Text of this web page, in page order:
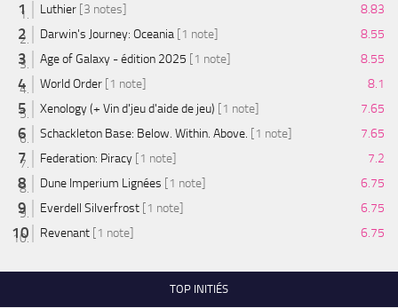
Luthier [3 notes]
8.83
Darwin's Journey: Oceania [1 note]
8.55
Age of Galaxy - édition 2025 [1 note]
8.55
World Order [1 note]
8.1
Xenology (+ Vin d'jeu d'aide de jeu) [1 note]
7.65
Schackleton Base: Below. Within. Above. [1 note]
7.65
Federation: Piracy [1 note]
7.2
Dune Imperium Lignées [1 note]
6.75
Everdell Silverfrost [1 note]
6.75
Revenant [1 note] 6.75
TOP INITIÉS